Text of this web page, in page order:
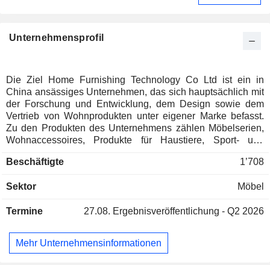
Unternehmensprofil
Die Ziel Home Furnishing Technology Co Ltd ist ein in
China ansässiges Unternehmen, das sich hauptsächlich mit
der Forschung und Entwicklung, dem Design sowie dem
Vertrieb von Wohnprodukten unter eigener Marke befasst.
Zu den Produkten des Unternehmens zählen Möbelserien,
Wohnaccessoires, Produkte für Haustiere, Sport- und
Unternehmen geführten Marken gehören SONGMICS
Produkte des Unternehmens werden hauptsächlich in
Eingangsbereichen, Innenhöfen, im Außenbereich und in
vertreibt seine Produkte hauptsächlich über Amazon, OTTO,
unabhängige Websites und andere E-Commerce-
Beschäftigte 1’708
Sektor Möbel
Termine 27.08. Ergebnisveröffentlichung - Q2 2026
Mehr Unternehmensinformationen